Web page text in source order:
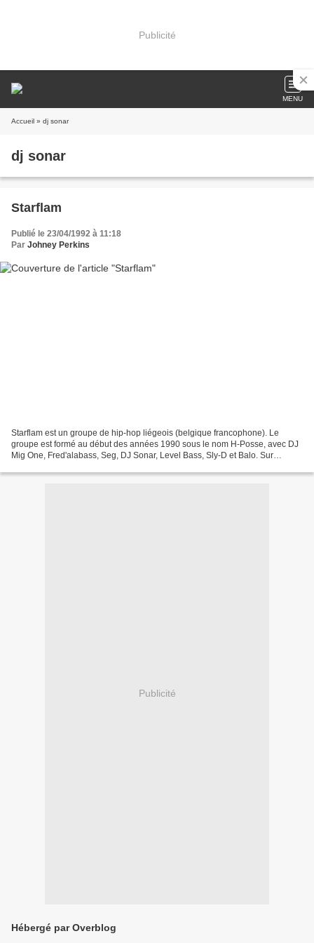
Publicité
MENU
Accueil » dj sonar
dj sonar
Starflam
Publié le 23/04/1992 à 11:18
Par Johney Perkins
Starflam est un groupe de hip-hop liégeois (belgique francophone). Le
groupe est formé au début des années 1990 sous le nom H-Posse, avec DJ
Mig One, Fred'alabass, Seg, DJ Sonar, Level Bass, Sly-D et Balo. Sur
Publicité
Hébergé par Overblog